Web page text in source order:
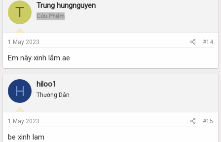
T Trung hungnguyen
Cửu Phẩm
1 May 2023 #14
Em này xinh lắm ae
H hiloo1
Thường Dân
1 May 2023 #15
be xinh lam